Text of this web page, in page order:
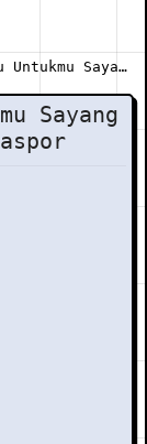
(Pertama Kali) - D'Paspor
Sayang